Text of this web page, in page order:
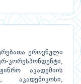
ეროვნული
აკადემიის
აკადემიკოსი,